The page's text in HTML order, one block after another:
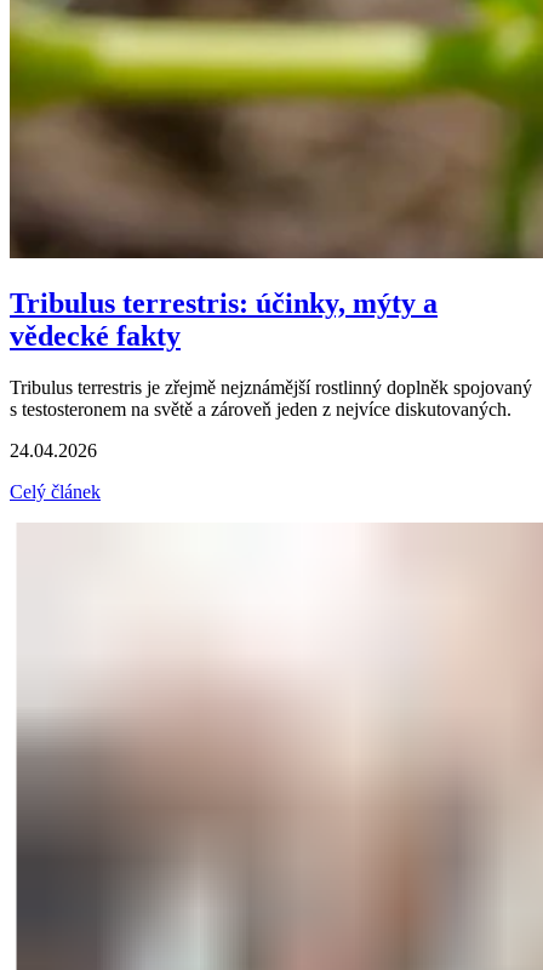
Tribulus terrestris: účinky, mýty a
vědecké fakty
Tribulus terrestris je zřejmě nejznámější rostlinný doplněk spojovaný
s testosteronem na světě a zároveň jeden z nejvíce diskutovaných.
24.04.2026
Celý článek